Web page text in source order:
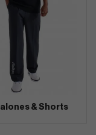
& Shorts